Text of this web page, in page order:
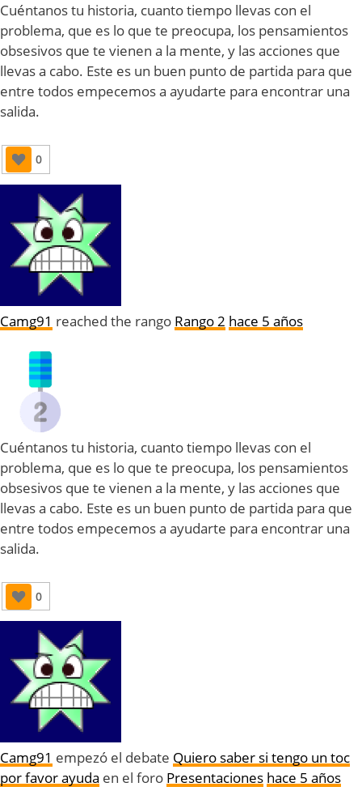
Cuéntanos tu historia, cuanto tiempo llevas con el
problema, que es lo que te preocupa, los pensamientos
obsesivos que te vienen a la mente, y las acciones que
llevas a cabo. Este es un buen punto de partida para que
entre todos empecemos a ayudarte para encontrar una
salida.
0
Camg91 reached the rango Rango 2 hace 5 años
Cuéntanos tu historia, cuanto tiempo llevas con el
problema, que es lo que te preocupa, los pensamientos
obsesivos que te vienen a la mente, y las acciones que
llevas a cabo. Este es un buen punto de partida para que
entre todos empecemos a ayudarte para encontrar una
salida.
0
Camg91 empezó el debate Quiero saber si tengo un toc
por favor ayuda en el foro Presentaciones hace 5 años